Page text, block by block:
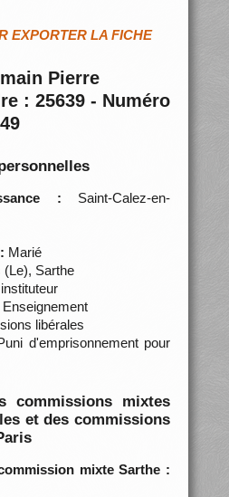
EXPORTER LA FICHE
Pierre
: 25639 - Numéro
: Saint-Calez-en-
Marié
(Le), Sarthe
Enseignement
libérales
d'emprisonnement pour
commissions mixtes
et des commissions
mixte Sarthe :